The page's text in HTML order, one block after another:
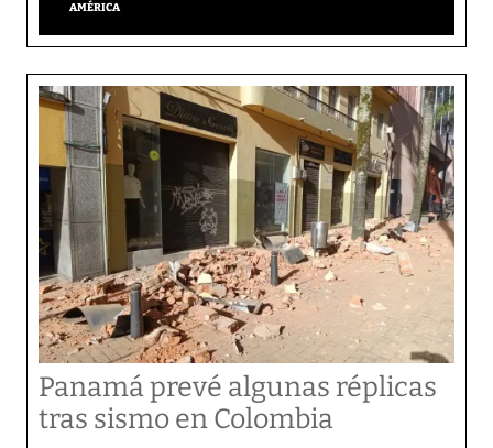
AMÉRICA
Panamá prevé algunas réplicas
tras sismo en Colombia